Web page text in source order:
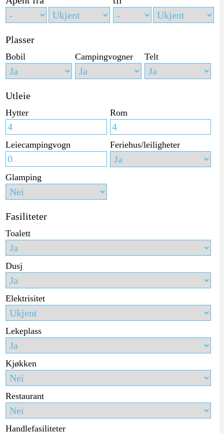
Plasser
Bobil Campingvogner Telt
Utleie
Hytter Rom
Leiecampingvogn Feriehus/leiligheter
Glamping
Fasiliteter
Toalett
Dusj
Elektrisitet
Lekeplass
Kjøkken
Restaurant
Handlefasiliteter